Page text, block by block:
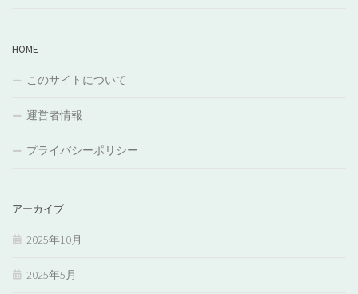
HOME
このサイトについて
運営者情報
プライバシーポリシー
アーカイブ
2025年10月
2025年5月